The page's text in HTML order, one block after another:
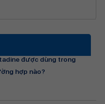
được dùng trong
hợp nào?